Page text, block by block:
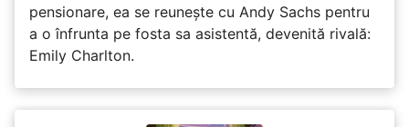
pensionare, ea se reunește cu Andy Sachs pentru
a o înfrunta pe fosta sa asistentă, devenită rivală:
Emily Charlton.